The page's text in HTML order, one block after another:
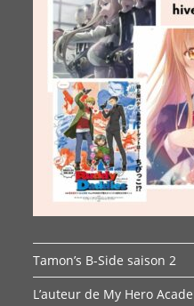
Tamon’s B-Side saison 2
L’auteur de My Hero